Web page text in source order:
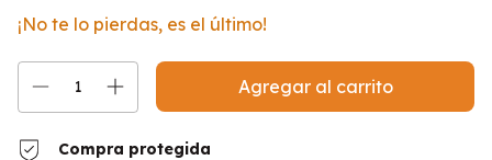
¡No te lo pierdas, es el último!
Compra protegida